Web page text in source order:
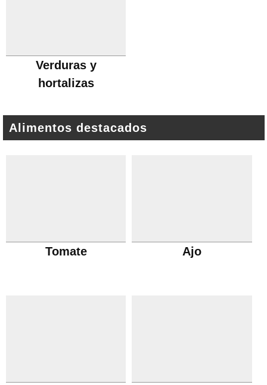
Verduras y
hortalizas
Alimentos destacados
Tomate Ajo